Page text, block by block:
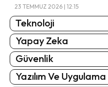
23 TEMMUZ 2026 | 12:15
Teknoloji
Yapay Zeka
Güvenlik
Yazılım Ve Uygulama